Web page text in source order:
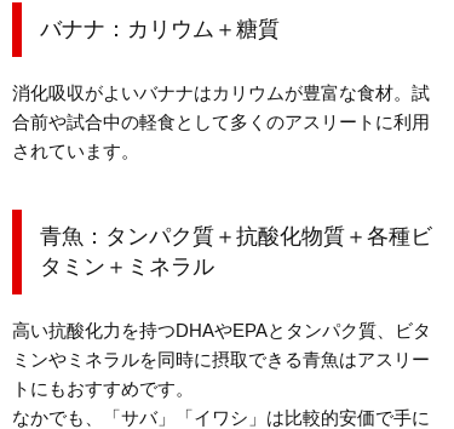
バナナ：カリウム＋糖質
消化吸収がよいバナナはカリウムが豊富な食材。試
合前や試合中の軽食として多くのアスリートに利用
されています。
青魚：タンパク質＋抗酸化物質＋各種ビ
タミン＋ミネラル
高い抗酸化力を持つDHAやEPAとタンパク質、ビタ
ミンやミネラルを同時に摂取できる青魚はアスリー
トにもおすすめです。
なかでも、「サバ」「イワシ」は比較的安価で手に